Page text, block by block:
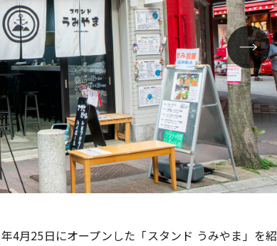
4月25日にオープンした「スタンド うみやま」を紹